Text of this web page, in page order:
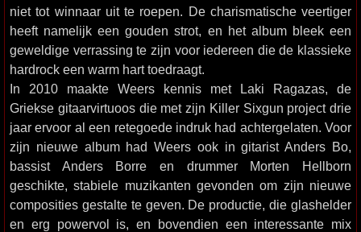
niet tot winnaar uit te roepen. De charismatische veertiger
heeft namelijk een gouden strot, en het album bleek een
geweldige verrassing te zijn voor iedereen die de klassieke
hardrock een warm hart toedraagt.
In 2010 maakte Weers kennis met Laki Ragazas, de
Griekse gitaarvirtuoos die met zijn Killer Sixgun project drie
jaar ervoor al een retegoede indruk had achtergelaten. Voor
zijn nieuwe album had Weers ook in gitarist Anders Bo,
bassist Anders Borre en drummer Morten Hellborn
geschikte, stabiele muzikanten gevonden om zijn nieuwe
composities gestalte te geven. De productie, die glashelder
en erg powervol is, en bovendien een interessante mix